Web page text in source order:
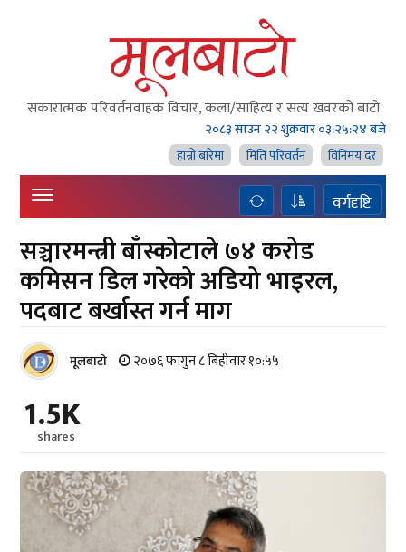
सकारात्मक परिवर्तनवाहक विचार, कला/साहित्य र सत्य खवरको बाटाे
२०८३ साउन २२ शुक्रवार०३:२५:२५ बजे
हाम्राे बारेमा
मिति परिवर्तन विनिमय दर
वर्गदृष्टि
सञ्चारमन्त्री बाँस्कोटाले ७४ करोड
कमिसन डिल गरेको अडियो भाइरल,
पदबाट बर्खास्त गर्न माग
मूलबाटाे २०७६ फागुन ८ बिहीवार १०:५५
1.5K
shares